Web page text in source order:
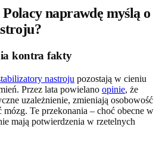
naprawdę myślą o
kontra fakty
nastroju pozostają w cieniu
Przez lata powielano opinie, że
uzależnienie, zmieniają osobowość
Te przekonania – choć obecne w
mają potwierdzenia w rzetelnych